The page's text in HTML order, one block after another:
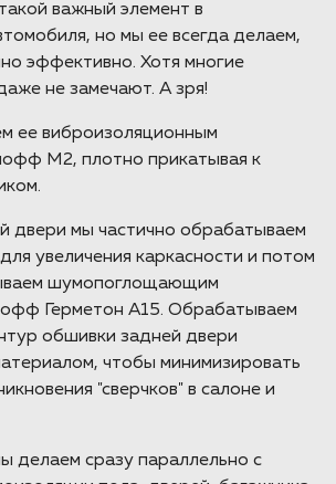
важный элемент в
но мы ее всегда делаем,
эффективно. Хотя многие
не замечают. А зря!
ее виброизоляционным
М2, плотно прикатывая к
двери мы частично обрабатываем
увеличения каркасности и потом
шумопоглощающим
Герметон А15. Обрабатываем
обшивки задней двери
чтобы минимизировать
"сверчков" в салоне и
делаем сразу параллельно с